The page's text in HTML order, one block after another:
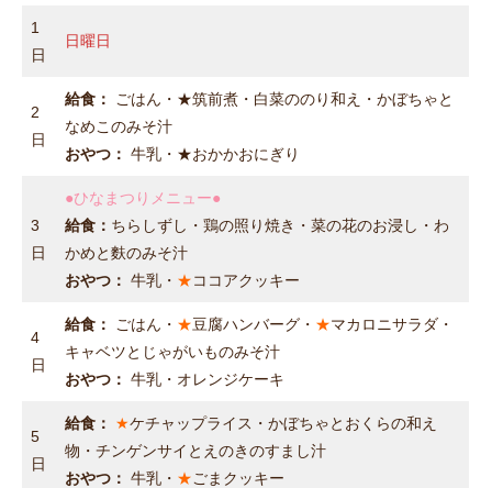
1
日
日曜日
2
日
給食：
ごはん・★筑前煮・白菜ののり和え・かぼちゃと
なめこのみそ汁
おやつ： 牛乳・★おかかおにぎり
3
日
●ひなまつりメニュー●
給食： ちらしずし・鶏の照り焼き・菜の花のお浸し・わ
かめと麩のみそ汁
おやつ： 牛乳・ ★ココアクッキー
4
日
給食： ごはん・ ★豆腐ハンバーグ・ ★マカロニサラダ・
キャベツとじゃがいものみそ汁
おやつ： 牛乳・オレンジケーキ
5
日
給食： ★ケチャップライス・かぼちゃとおくらの和え
物・チンゲンサイとえのきのすまし汁
おやつ： 牛乳・ ★ごまクッキー